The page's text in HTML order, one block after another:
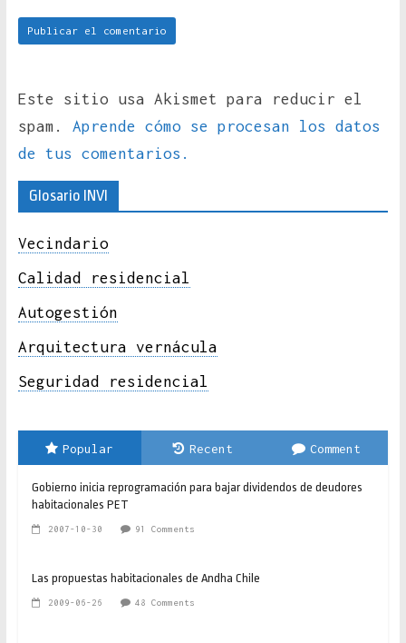
Este sitio usa Akismet para reducir el
spam. Aprende cómo se procesan los datos
de tus comentarios.
Glosario INVI
Vecindario
Calidad residencial
Autogestión
Arquitectura vernácula
Seguridad residencial
Popular Recent Comment
Gobierno inicia reprogramación para bajar dividendos de deudores
habitacionales PET
2007-10-30 91 Comments
Las propuestas habitacionales de Andha Chile
2009-06-26 48 Comments